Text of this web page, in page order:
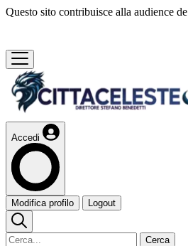
Questo sito contribuisce alla audience de
Accedi
Modifica profilo Logout
Cerca